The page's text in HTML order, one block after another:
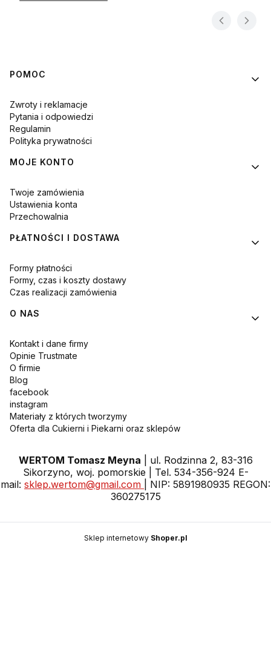
Linki w stopce
POMOC
Zwroty i reklamacje
Pytania i odpowiedzi
Regulamin
Polityka prywatności
MOJE KONTO
Twoje zamówienia
Ustawienia konta
Przechowalnia
PŁATNOŚCI I DOSTAWA
Formy płatności
Formy, czas i koszty dostawy
Czas realizacji zamówienia
O NAS
Kontakt i dane firmy
Opinie Trustmate
O firmie
Blog
facebook
instagram
Materiały z których tworzymy
Oferta dla Cukierni i Piekarni oraz sklepów
WERTOM Tomasz Meyna | ul. Rodzinna 2, 83-316
Sikorzyno, woj. pomorskie | Tel. 534-356-924 E-
mail: sklep.wertom@gmail.com
| NIP: 5891980935 REGON:
360275175
Sklep internetowy Shoper.pl